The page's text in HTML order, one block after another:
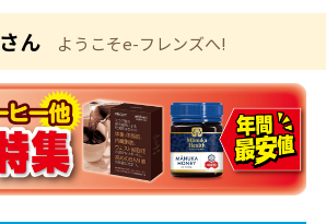
んようこそe-フレンズへ!